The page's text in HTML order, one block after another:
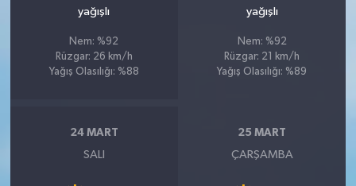
yağışlı
Nem: %92
Rüzgar: 26 km/h
Yağış Olasılığı: %88
yağışlı
Nem: %92
Rüzgar: 21 km/h
Yağış Olasılığı: %89
24 MART
SALI
25 MART
ÇARŞAMBA